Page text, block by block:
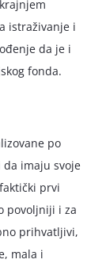
istraživanje i
da je i
fonda.
po
imaju svoje
prvi
povoljniji i za
prihvatljivi,
mala i